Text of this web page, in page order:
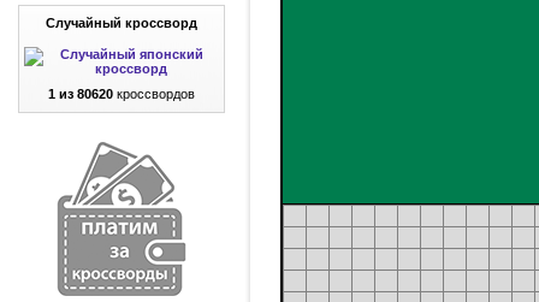
Случайный кроссворд
1 из 80620 кроссвордов